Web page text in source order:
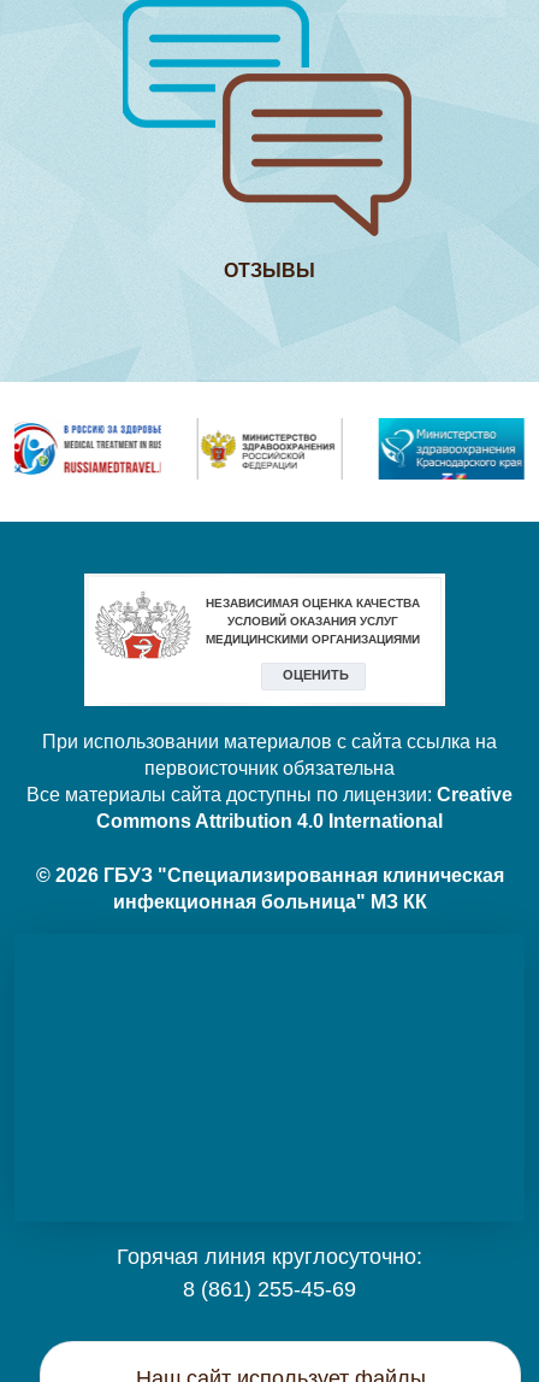
ОТЗЫВЫ
При использовании материалов с сайта ссылка на
первоисточник обязательна
Все материалы сайта доступны по лицензии: Creative
Commons Attribution 4.0 International
© 2026 ГБУЗ "Специализированная клиническая
инфекционная больница" МЗ КК
Горячая линия круглосуточно:
8 (861) 255-45-69